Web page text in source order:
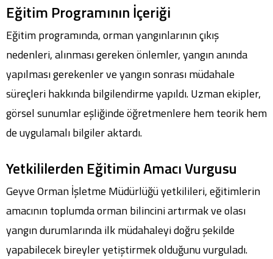
Eğitim Programının İçeriği
Eğitim programında, orman yangınlarının çıkış
nedenleri, alınması gereken önlemler, yangın anında
yapılması gerekenler ve yangın sonrası müdahale
süreçleri hakkında bilgilendirme yapıldı. Uzman ekipler,
görsel sunumlar eşliğinde öğretmenlere hem teorik hem
de uygulamalı bilgiler aktardı.
Yetkililerden Eğitimin Amacı Vurgusu
Geyve Orman İşletme Müdürlüğü yetkilileri, eğitimlerin
amacının toplumda orman bilincini artırmak ve olası
yangın durumlarında ilk müdahaleyi doğru şekilde
yapabilecek bireyler yetiştirmek olduğunu vurguladı.